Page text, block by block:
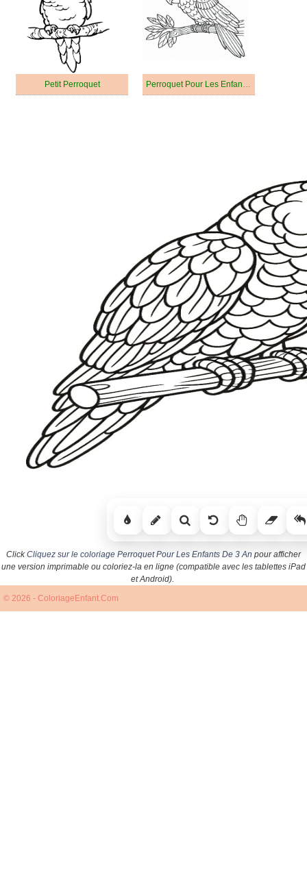
Petit Perroquet Perroquet Pour Les Enfants De 4 An
ClickCliquez sur le coloriage Perroquet Pour Les Enfants De 3 An pour afficher
une version imprimable ou coloriez-la en ligne (compatible avec les tablettes iPad
et Android).
© 2026 - ColoriageEnfant.Com